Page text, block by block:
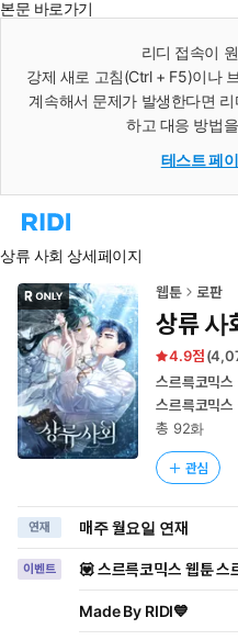
본문 바로가기
리디 접속이
강제 새로 고침(Ctrl + F5)이나
계속해서 문제가 발생한다면
하고 대응 방법
테스트 페
리
홈
로
이
동
상류 사회 상세페이지
웹툰 로판
상류 사
4.9 (
스르륵코믹스
스르륵코믹스
총 92화
관심
연재 매주 월요일 연재
이벤트 💟 스르륵코믹스 웹툰
Made By RIDI💙